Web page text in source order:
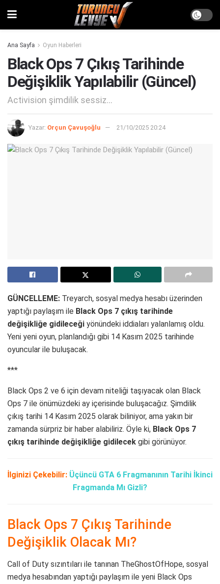
Ana Sayfa Oyun Haberleri
Black Ops 7 Çıkış Tarihinde
Değişiklik Yapılabilir (Güncel)
Activision şimdilik sessiz...
Yazar: Orçun Çavuşoğlu 21/10/2025 20:24
GÜNCELLEME: Treyarch, sosyal medya hesabı üzerinden
yaptığı paylaşım ile Black Ops 7 çıkış tarihinde
değişikliğe gidileceği yönündeki iddiaları yalanlamış oldu.
Yeni yeni oyun, planlandığı gibi 14 Kasım 2025 tarihinde
oyuncular ile buluşacak.
***
Black Ops 2 ve 6 için devam niteliği taşıyacak olan Black
Ops 7 ile önümüzdeki ay içerisinde buluşacağız. Şimdilik
çıkış tarihi 14 Kasım 2025 olarak biliniyor, ama yakın bir
zamanda sürpriz bir haber alabiliriz. Öyle ki, Black Ops 7
çıkış tarihinde değişikliğe gidilecek gibi görünüyor.
İlginizi Çekebilir: Üçüncü GTA 6 Fragmanının Tarihi İkinci
Fragmanda Mı Gizli?
Black Ops 7 Çıkış Tarihinde
Değişiklik Olacak Mı?
Call of Duty sızıntıları ile tanınan TheGhostOfHope, sosyal
medya hesabından yaptığı paylaşım ile yeni Black Ops